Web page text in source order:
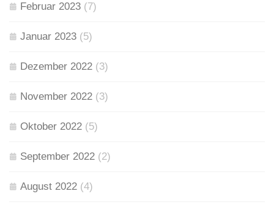
Februar 2023 (7)
Januar 2023 (5)
Dezember 2022 (3)
November 2022 (3)
Oktober 2022 (5)
September 2022 (2)
August 2022 (4)